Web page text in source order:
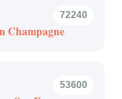
72240
Champagne
53600